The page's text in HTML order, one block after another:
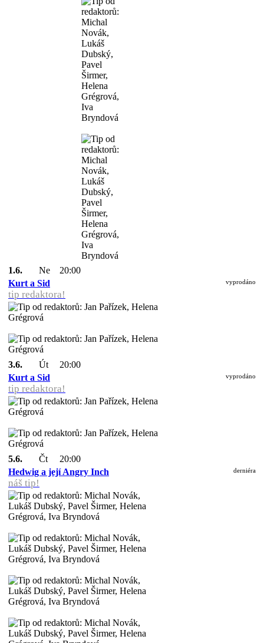
1.6. Ne
20:00
Kurt a Sid
tip redaktora!
vyprodáno
3.6. Út
20:00
Kurt a Sid
tip redaktora!
vyprodáno
5.6. Čt
20:00
Hedwig a její Angry Inch
náš tip!
derniéra